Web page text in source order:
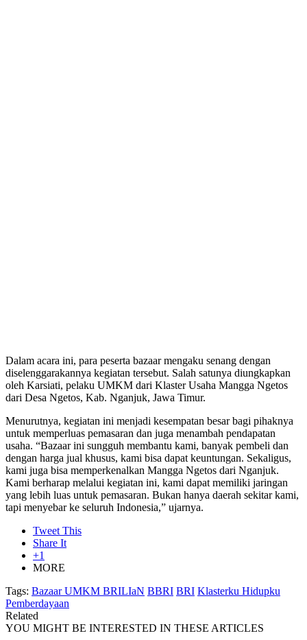
Dalam acara ini, para peserta bazaar mengaku senang dengan
diselenggarakannya kegiatan tersebut. Salah satunya diungkapkan
oleh Karsiati, pelaku UMKM dari Klaster Usaha Mangga Ngetos
dari Desa Ngetos, Kab. Nganjuk, Jawa Timur.
Menurutnya, kegiatan ini menjadi kesempatan besar bagi pihaknya
untuk memperluas pemasaran dan juga menambah pendapatan
usaha. “Bazaar ini sungguh membantu kami, banyak pembeli dan
dengan harga jual khusus, kami bisa dapat keuntungan. Sekaligus,
kami juga bisa memperkenalkan Mangga Ngetos dari Nganjuk.
Kami berharap melalui kegiatan ini, kami dapat memiliki jaringan
yang lebih luas untuk pemasaran. Bukan hanya daerah sekitar kami,
tapi menyebar ke seluruh Indonesia,” ujarnya.
Tweet This
Share It
+1
MORE
Tags: Bazaar UMKM BRILIaN BBRI BRI Klasterku Hidupku
Pemberdayaan
Related
YOU MIGHT BE INTERESTED IN THESE ARTICLES